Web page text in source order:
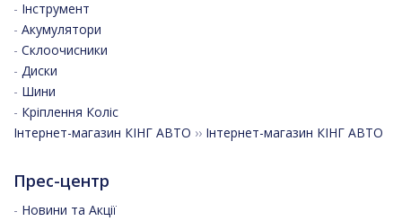
- Інструмент
- Акумулятори
- Склоочисники
- Диски
- Шини
- Кріплення Коліс
Інтернет-магазин КІНГ АВТО ›› Інтернет-магазин КІНГ АВТО
Прес-центр
- Новини та Акції